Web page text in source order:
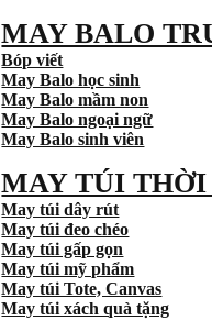
MAY BALO
Bóp viết
May Balo học sinh
May Balo mầm non
May Balo ngoại ngữ
May Balo sinh viên
MAY TÚI
May túi dây rút
May túi đeo chéo
May túi gấp gọn
May túi mỹ phẩm
May túi Tote, Canvas
May túi xách quà tặng